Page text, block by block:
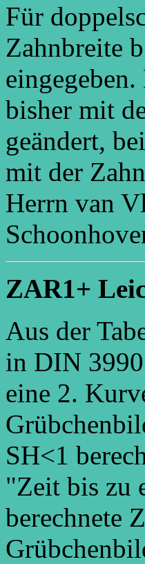
Für
Zahnbreite
bisher mit
geändert,
mit der
Herrn van
ZAR1+
Aus der
in DIN 3990
eine 2.
SH<1
"Zeit bis zu
berechnete